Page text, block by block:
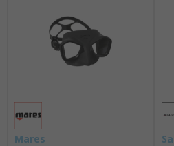
Mares